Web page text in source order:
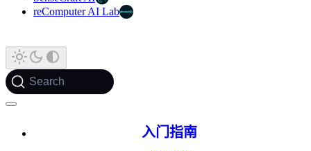
reComputer AI Lab
Search
入门指南